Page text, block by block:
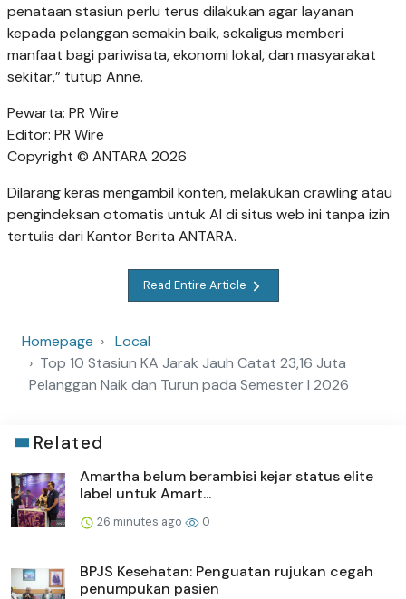
penataan stasiun perlu terus dilakukan agar layanan
kepada pelanggan semakin baik, sekaligus memberi
manfaat bagi pariwisata, ekonomi lokal, dan masyarakat
sekitar,” tutup Anne.
Pewarta: PR Wire
Editor: PR Wire
Copyright © ANTARA 2026
Dilarang keras mengambil konten, melakukan crawling atau
pengindeksan otomatis untuk AI di situs web ini tanpa izin
tertulis dari Kantor Berita ANTARA.
Read Entire Article
Homepage
Local
Top 10 Stasiun KA Jarak Jauh Catat 23,16 Juta
Pelanggan Naik dan Turun pada Semester I 2026
Related
Amartha belum berambisi kejar status elite
label untuk Amart...
26 minutes ago 0
BPJS Kesehatan: Penguatan rujukan cegah
penumpukan pasien